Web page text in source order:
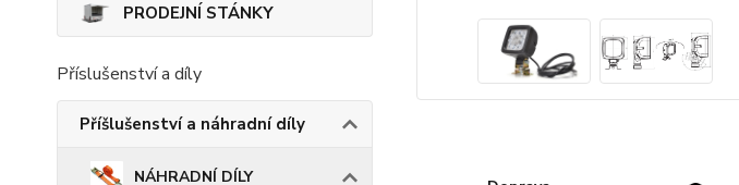
PRODEJNÍ STÁNKY
Příslušenství a díly
Příšlušenství a náhradní díly
NÁHRADNÍ DÍLY